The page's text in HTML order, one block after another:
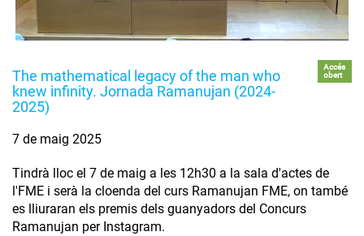
The mathematical legacy of the man who
knew infinity. Jornada Ramanujan (2024-
2025)
Accés
obert
7 de maig 2025
Tindrà lloc el 7 de maig a les 12h30 a la sala d'actes de
l'FME i serà la cloenda del curs Ramanujan FME, on també
es lliuraran els premis dels guanyadors del Concurs
Ramanujan per Instagram.